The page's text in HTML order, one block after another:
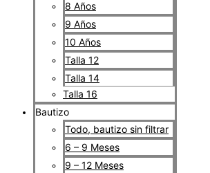
8 Años
9 Años
10 Años
Talla 12
Talla 14
Talla 16
Bautizo
Todo, bautizo sin filtrar
6 – 9 Meses
9 – 12 Meses